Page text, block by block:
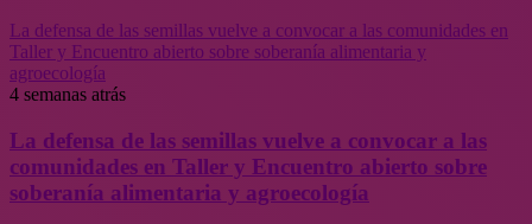
La defensa de las semillas vuelve a convocar a las comunidades en
Taller y Encuentro abierto sobre soberanía alimentaria y
agroecología
4 semanas atrás
La defensa de las semillas vuelve a convocar a las
comunidades en Taller y Encuentro abierto sobre
soberanía alimentaria y agroecología